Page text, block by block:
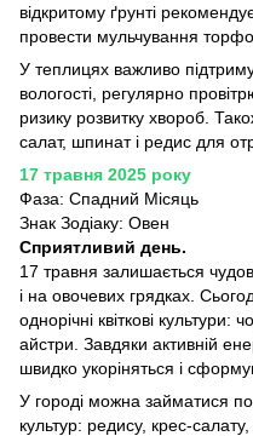
відкритому ґрунті
провести мульчування
У теплицях важливо
вологості, регулярно
ризику розвитку хвороб.
салат, шпинат і редис для
17 травня 2025 року
Фаза: Спадний Місяць
Знак Зодіаку: Овен
Сприятливий день.
17 травня залишається
і на овочевих грядках.
однорічні квіткові культури:
айстри. Завдяки активній
швидко укоріняться і
У городі можна займатися
культур: редису, крес-